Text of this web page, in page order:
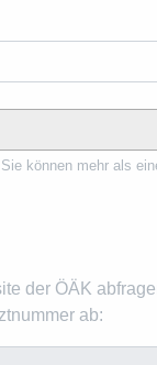
können mehr als
der ÖÄK
ab: